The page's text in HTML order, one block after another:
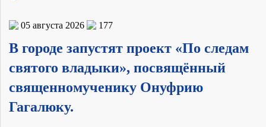
05 августа 2026 177
В городе запустят проект «По следам
святого владыки», посвящённый
священномученику Онуфрию
Гагалюку.